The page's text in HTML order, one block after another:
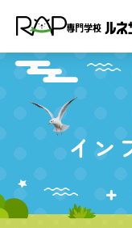
イン